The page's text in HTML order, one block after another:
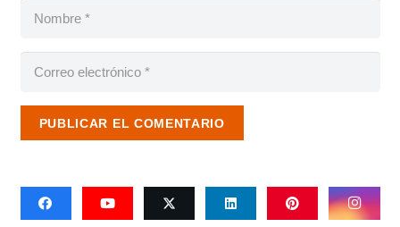
PUBLICAR EL COMENTARIO